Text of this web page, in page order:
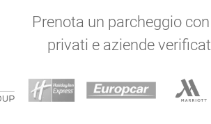
Prenota un parcheggio
privati e aziende